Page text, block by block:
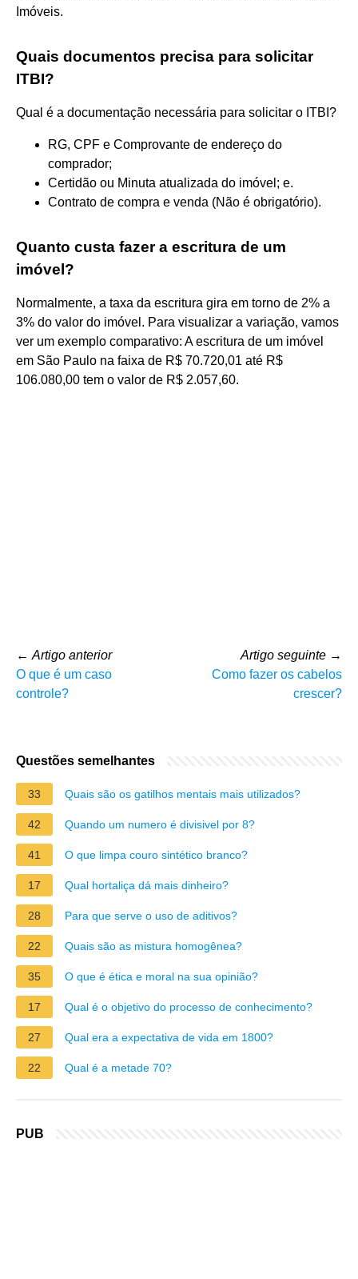
Imóveis.
Quais documentos precisa para solicitar
ITBI?
Qual é a documentação necessária para solicitar o ITBI?
RG, CPF e Comprovante de endereço do
comprador;
Certidão ou Minuta atualizada do imóvel; e.
Contrato de compra e venda (Não é obrigatório).
Quanto custa fazer a escritura de um
imóvel?
Normalmente, a taxa da escritura gira em torno de 2% a
3% do valor do imóvel. Para visualizar a variação, vamos
ver um exemplo comparativo: A escritura de um imóvel
em São Paulo na faixa de R$ 70.720,01 até R$
106.080,00 tem o valor de R$ 2.057,60.
← Artigo anterior
O que é um caso
controle?
Artigo seguinte →
Como fazer os cabelos
crescer?
Questões semelhantes
33 Quais são os gatilhos mentais mais utilizados?
42 Quando um numero é divisivel por 8?
41 O que limpa couro sintético branco?
17 Qual hortaliça dá mais dinheiro?
28 Para que serve o uso de aditivos?
22 Quais são as mistura homogênea?
35 O que é ética e moral na sua opinião?
17 Qual é o objetivo do processo de conhecimento?
27 Qual era a expectativa de vida em 1800?
22 Qual é a metade 70?
PUB